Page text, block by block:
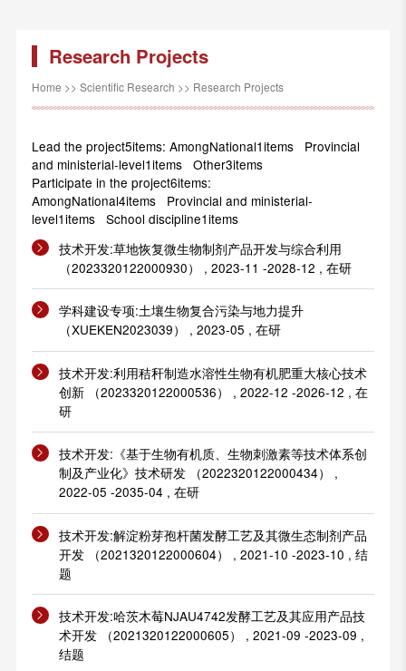
Research Projects
Home >> Scientific Research >> Research Projects
Lead the project5items: AmongNational1items Provincial
and ministerial-level1items Other3items
Participate in the project6items:
AmongNational4items Provincial and ministerial-
level1items School discipline1items
技术开发:草地恢复微生物制剂产品开发与综合利用
（2023320122000930） , 2023-11 -2028-12 , 在研
学科建设专项:土壤生物复合污染与地力提升
（XUEKEN2023039） , 2023-05 , 在研
技术开发:利用秸秆制造水溶性生物有机肥重大核心技术
创新 （2023320122000536） , 2022-12 -2026-12 , 在
研
技术开发:《基于生物有机质、生物刺激素等技术体系创
制及产业化》技术研发 （2022320122000434） ,
2022-05 -2035-04 , 在研
技术开发:解淀粉芽孢杆菌发酵工艺及其微生态制剂产品
开发 （2021320122000604） , 2021-10 -2023-10 , 结
题
技术开发:哈茨木莓NJAU4742发酵工艺及其应用产品技
术开发 （2021320122000605） , 2021-09 -2023-09 ,
结题